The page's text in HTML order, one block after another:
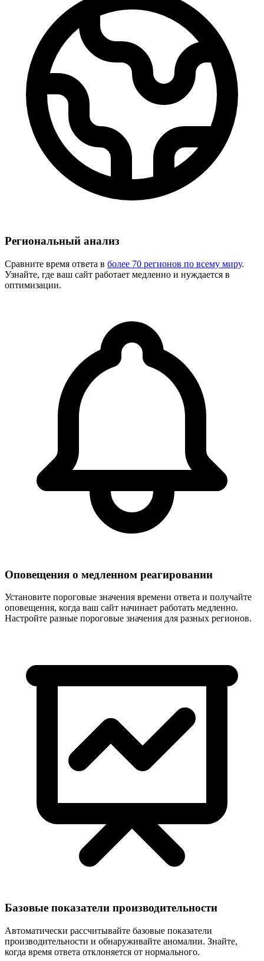
Региональный анализ
Сравните время ответа в более 70 регионов по всему миру.
Узнайте, где ваш сайт работает медленно и нуждается в
оптимизации.
Оповещения о медленном реагировании
Установите пороговые значения времени ответа и получайте
оповещения, когда ваш сайт начинает работать медленно.
Настройте разные пороговые значения для разных регионов.
Базовые показатели производительности
Автоматически рассчитывайте базовые показатели
производительности и обнаруживайте аномалии. Знайте,
когда время ответа отклоняется от нормального.